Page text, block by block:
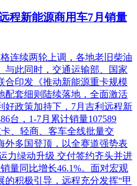
程新能源商用车7月销量
连续两轮上调，各地老旧柴油
与此同时，交通运输部、国家
合印发《推动新能源重卡规模
配套细则陆续落地，全面激活
好政策加持下，7月吉利远程新
台，1-7月累计销量107589
、轻商、客车全线批量交
外多国登顶，以全赛道强势表
力绿动升级 交付签约齐头并进
量同比增长46.1%。面对宏观
的积极引导，远程充分发挥“甲